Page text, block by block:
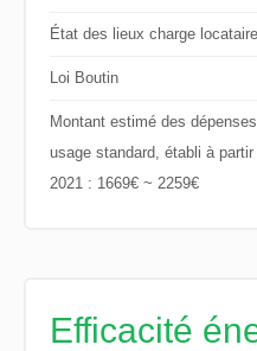
État des lieux charge locataire
Loi Boutin
Montant estimé des
usage standard, établi à
2021 : 1669€ ~ 2259€
Efficacité